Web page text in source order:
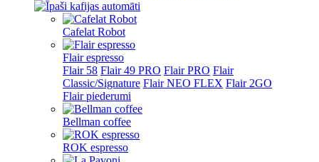
Cafelat Robot
Flair espresso
Flair 58 Flair 49 PRO Flair PRO Flair
Classic/Signature Flair NEO FLEX Flair 2GO
Flair piederumi
Bellman coffee
ROK espresso